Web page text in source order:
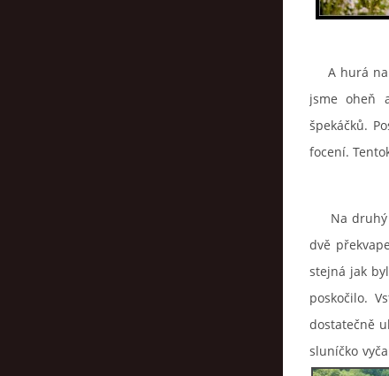
A hurá na
jsme oheň
špekáčků.
focení.
Na druhý
dvě
stejná jak
poskočilo.
dostatečně
sluníčko